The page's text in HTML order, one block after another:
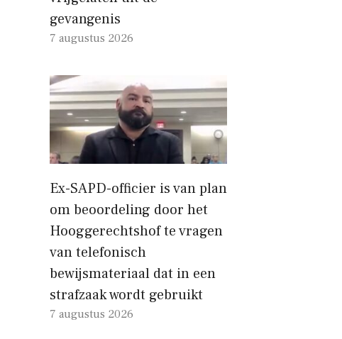
gevangenis
7 augustus 2026
Ex-SAPD-officier is van plan
om beoordeling door het
Hooggerechtshof te vragen
van telefonisch
bewijsmateriaal dat in een
strafzaak wordt gebruikt
7 augustus 2026